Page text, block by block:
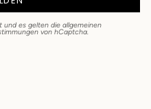
und es gelten die allgemeinen
von hCaptcha.